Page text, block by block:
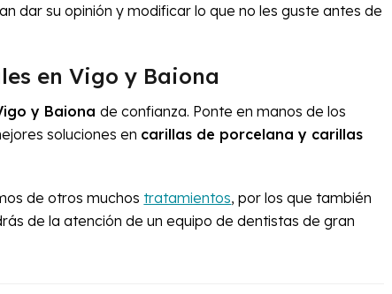
dar su opinión y modificar lo que no les guste antes de
en Vigo y Baiona
y Baionade confianza. Ponte en manos de los
soluciones en carillas de porcelana y carillas
de otros muchos tratamientos, por los que también
de la atención de un equipo de dentistas de gran